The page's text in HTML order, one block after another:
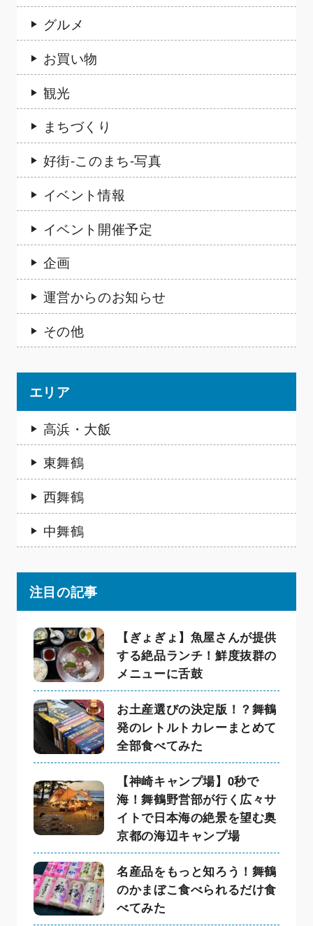
グルメ
お買い物
観光
まちづくり
好街-このまち-写真
イベント情報
イベント開催予定
企画
運営からのお知らせ
その他
エリア
高浜・大飯
東舞鶴
西舞鶴
中舞鶴
注目の記事
【ぎょぎょ】魚屋さんが提供
する絶品ランチ！鮮度抜群の
メニューに舌鼓
お土産選びの決定版！？舞鶴
発のレトルトカレーまとめて
全部食べてみた
【神崎キャンプ場】0秒で
海！舞鶴野営部が行く広々サ
イトで日本海の絶景を望む奥
京都の海辺キャンプ場
名産品をもっと知ろう！舞鶴
のかまぼこ食べられるだけ食
べてみた